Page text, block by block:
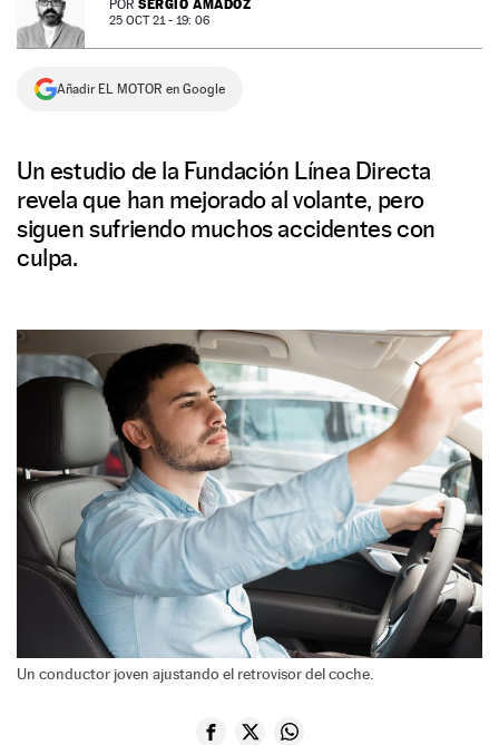
NEWSLETTER
SÍGUENOS
POR SERGIO AMADOZ
25 OCT 21 - 19: 06
Añadir EL MOTOR en Google
Un estudio de la Fundación Línea Directa
revela que han mejorado al volante, pero
siguen sufriendo muchos accidentes con
culpa.
Un conductor joven ajustando el retrovisor del coche.